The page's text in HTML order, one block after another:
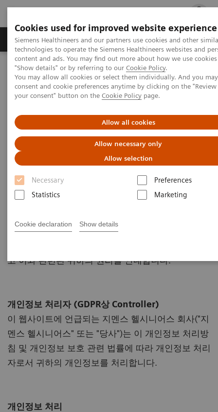
Cookies used for improved website experience
Siemens Healthineers and our partners use cookies and other
technologies to operate the Siemens Healthineers websites and
content and ads. You may find out more about how we use
"Show details" or by referring to our Cookie Policy.
You may allow all cookies or select them individually. And you
consent and cookie preferences anytime by clicking on the "Review
your consent" button on the Cookie Policy page.
Allow all cookies
Allow necessary only
Allow selection
Necessary
Preferences
Statistics
Marketing
Cookie declaration Show details
지멘스 헬시니어스(주) 채용 주요 제품
지멘스 헬시니어스(주) 지멘스 헬시니어스 개인 정보 처리 방침
리 방침
버전: 2026년 7월
게 생각합니다. 다음의 개인정보 처리방침은 지멘스
고 이와 관련된 귀하의 권리를 안내합니다.
개인정보 처리자 (GDPR상 Controller)
이 웹사이트에 언급되는 지멘스 헬시니어스 회사("지
멘스 헬시니어스" 또는 "당사")는 이 개인정보 처리방
침 및 개인정보 보호 관련 법률에 따라 개인정보 처리
자로서 귀하의 개인정보를 처리합니다.
개인정보 처리